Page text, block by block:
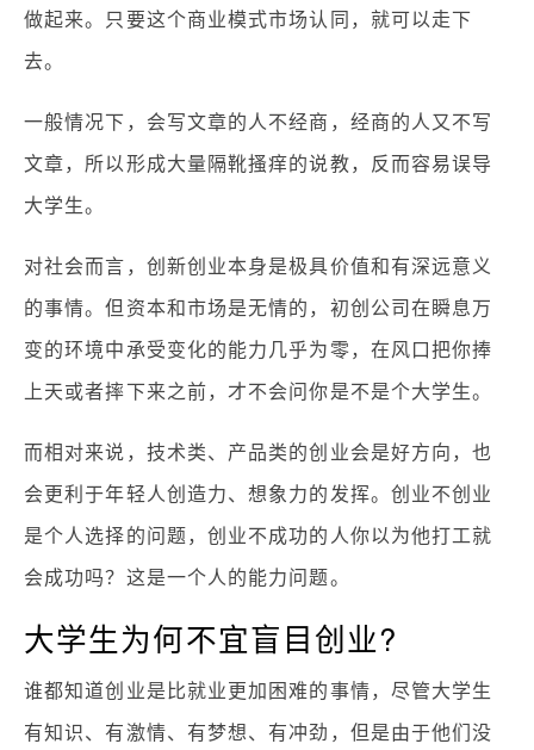
做起来。只要这个商业模式市场认同，就可以走下
去。
一般情况下，会写文章的人不经商，经商的人又不写
文章，所以形成大量隔靴搔痒的说教，反而容易误导
大学生。
对社会而言，创新创业本身是极具价值和有深远意义
的事情。但资本和市场是无情的，初创公司在瞬息万
变的环境中承受变化的能力几乎为零，在风口把你捧
上天或者摔下来之前，才不会问你是不是个大学生。
而相对来说，技术类、产品类的创业会是好方向，也
会更利于年轻人创造力、想象力的发挥。创业不创业
是个人选择的问题，创业不成功的人你以为他打工就
会成功吗？这是一个人的能力问题。
大学生为何不宜盲目创业?
谁都知道创业是比就业更加困难的事情，尽管大学生
有知识、有激情、有梦想、有冲劲，但是由于他们没